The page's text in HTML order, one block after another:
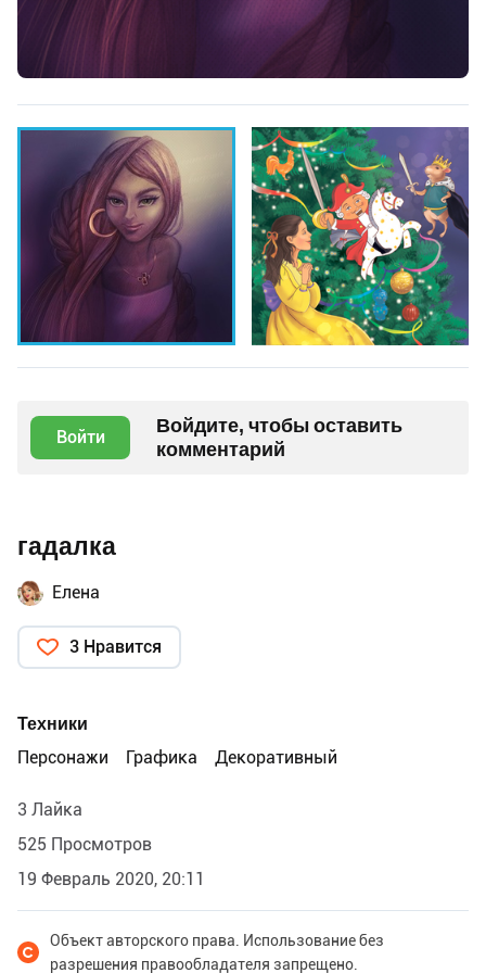
Войти
Войдите, чтобы оставить
комментарий
гадалка
Елена
3 Нравится
Техники
Персонажи
Графика Декоративный
3 Лайка
525 Просмотров
19 Февраль 2020, 20:11
Объект авторского права. Использование без
разрешения правообладателя запрещено.